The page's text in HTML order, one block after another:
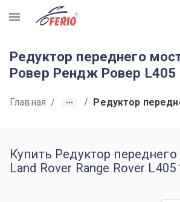
R
Редуктор переднего
Ровер Рендж Ровер L405
Главная / / Редуктор
Купить Редуктор
Land Rover Range Rover